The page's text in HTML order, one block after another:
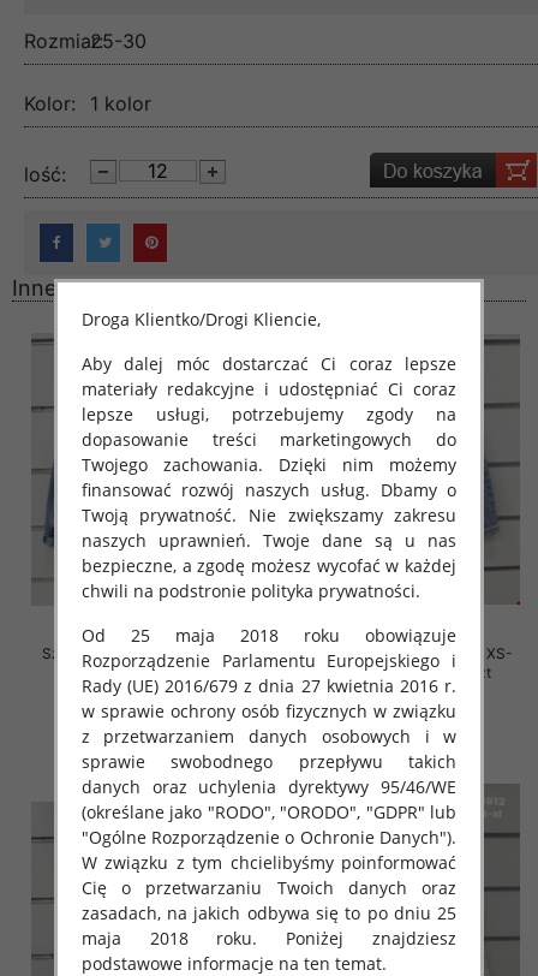
Rozmiar:25-30
Kolor: 1 kolor
lość:
Inne produkty
Szorty damskie jeansy Roz XS-
XL, 1 Kolor Paczka 10 szt
46.00 zł
szczegóły
Szorty damskie jeansy Roz XS-
XL, 1 Kolor Paczka 10 szt
44.00 zł
szczegóły
Droga Klientko/Drogi Kliencie,
Aby dalej móc dostarczać Ci coraz lepsze
materiały redakcyjne i udostępniać Ci coraz
lepsze usługi, potrzebujemy zgody na
dopasowanie treści marketingowych do
Twojego zachowania. Dzięki nim możemy
finansować rozwój naszych usług. Dbamy o
Twoją prywatność. Nie zwiększamy zakresu
naszych uprawnień. Twoje dane są u nas
bezpieczne, a zgodę możesz wycofać w każdej
chwili na podstronie polityka prywatności.
Od 25 maja 2018 roku obowiązuje
Rozporządzenie Parlamentu Europejskiego i
Rady (UE) 2016/679 z dnia 27 kwietnia 2016 r.
w sprawie ochrony osób fizycznych w związku
z przetwarzaniem danych osobowych i w
sprawie swobodnego przepływu takich
danych oraz uchylenia dyrektywy 95/46/WE
(określane jako "RODO", "ORODO", "GDPR" lub
"Ogólne Rozporządzenie o Ochronie Danych").
W związku z tym chcielibyśmy poinformować
Cię o przetwarzaniu Twoich danych oraz
zasadach, na jakich odbywa się to po dniu 25
maja 2018 roku. Poniżej znajdziesz
podstawowe informacje na ten temat.